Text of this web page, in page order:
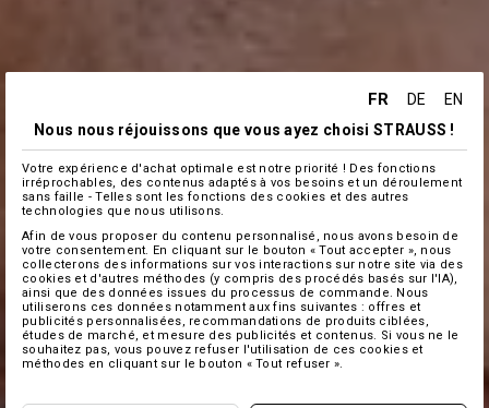
FR DE
EN
Nous nous réjouissons que vous ayez choisi STRAUSS !
Votre expérience d'achat optimale est notre priorité ! Des fonctions
irréprochables, des contenus adaptés à vos besoins et un déroulement
sans faille - Telles sont les fonctions des cookies et des autres
technologies que nous utilisons.
Afin de vous proposer du contenu personnalisé, nous avons besoin de
votre consentement. En cliquant sur le bouton « Tout accepter », nous
collecterons des informations sur vos interactions sur notre site via des
cookies et d'autres méthodes (y compris des procédés basés sur l'IA),
ainsi que des données issues du processus de commande. Nous
utiliserons ces données notamment aux fins suivantes : offres et
publicités personnalisées, recommandations de produits ciblées,
études de marché, et mesure des publicités et contenus. Si vous ne le
souhaitez pas, vous pouvez refuser l'utilisation de ces cookies et
méthodes en cliquant sur le bouton « Tout refuser ».